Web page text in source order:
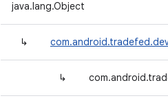
java.lang.Object
↳
↳